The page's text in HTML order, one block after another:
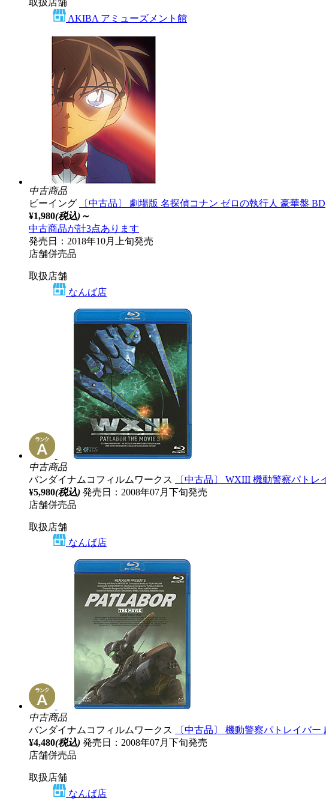
取扱店舗
AKIBA アミューズメント館
中古商品
ビーイング
〔中古品〕 劇場版 名探偵コナン ゼロの執行人 豪華盤 BD
¥1,980(税込)～
中古商品が計3点あります
発売日：2018年10月上旬発売
店舗併売品
取扱店舗
なんば店
中古商品
バンダイナムコフィルムワークス
〔中古品〕 WXIII 機動警察パトレ
¥5,980(税込) 発売日：2008年07月下旬発売
店舗併売品
取扱店舗
なんば店
中古商品
バンダイナムコフィルムワークス
〔中古品〕 機動警察パトレイバ
¥4,480(税込) 発売日：2008年07月下旬発売
店舗併売品
取扱店舗
なんば店